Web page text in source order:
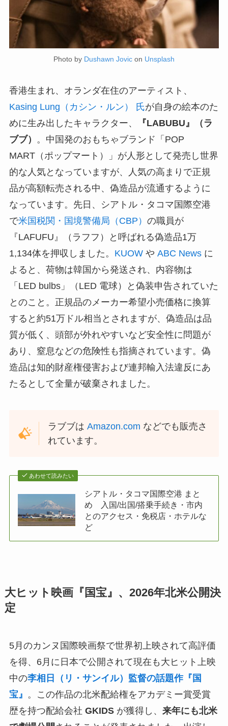
Photo by Dushawn Jovic on Unsplash
香港生まれ、オランダ在住のアーティスト、
Kasing Lung（カシン・ルン） 氏が自身の絵本のた
めに生み出したキャラクター、
『LABUBU』（ラ
ブブ） 。中国発のおもちゃブランド「POP
MART（ポップマート）」が人形として発売し世界
的な人気となっていますが、人気の高まりで正規
品が高額転売される中、偽造品が流通するように
なっています。先日、シアトル・タコマ国際空港
で米国税関・国境警備局（CBP） の職員が
『LAFUFU』（ラフフ）と呼ばれる偽造品1万
1,134体を押収しました。 KUOWや ABC Newsに
よると、荷物は韓国から発送され、内容物は
「LED bulbs」（LED 電球）と偽装申告されていた
とのこと。正規品のメーカー希望小売価格に換算
すると約51万ドル相当とされますが、偽造品は品
質が低く、頭部が外れやすいなど安全性に問題が
あり、窒息などの危険性も指摘されています。偽
造品は知的財産権侵害および連邦輸入法違反にあ
たるとして全量が破棄されました。
ラブブはAmazon.com などでも販売さ
れています。
あわせて読みたい
シアトル・タコマ国際空港 まと
め 入国/出国/搭乗手続き・市内
とのアクセス・免税店・ホテルな
ど
大ヒット映画『国宝』、2026年北米公開決
定
5月のカンヌ国際映画祭で世界初上映されて高評価
を得、6月に日本で公開されて現在も大ヒット上映
中の李相日（リ・サンイル）監督の話題作『国
宝』 。この作品の北米配給権をアカデミー賞受賞
歴を持つ配給会社 GKIDSが獲得し、 来年にも北米